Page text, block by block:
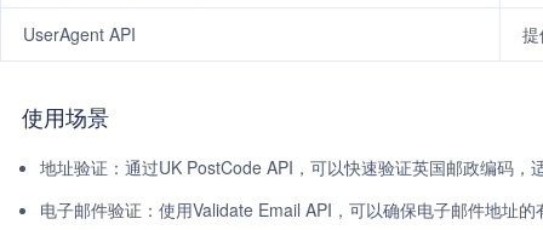
UserAgent API
使用场景
地址验证：通过UK PostCode API，可以快速验证英国邮政编码，
电子邮件验证：使用Validate Email API，可以确保电子邮件地址